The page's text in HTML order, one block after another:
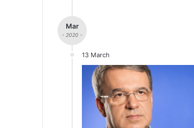
Mar
- 2020 -
13 March